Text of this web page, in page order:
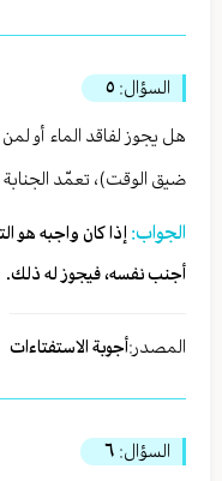
السؤال: ٥
هل يجوز لفاقد الماء أو
ضيق الوقت)، تعمّد
الجواب: إذا كان واجبه هو
أجنب نفسه، فيجوز له ذلك.
المصدر:أجوبة الاستفتاءات
السؤال: ٦